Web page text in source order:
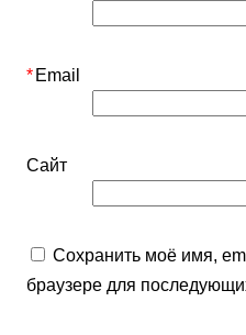
Email
*
Сайт
Сохранить моё имя,
браузере для